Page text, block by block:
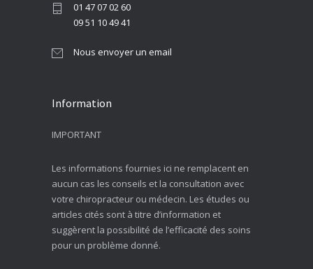
01 47 07 02 60
09 51 10 49 41
Nous envoyer un email
Information
IMPORTANT
Les informations fournies ici ne remplacent en
aucun cas les conseils et la consultation avec
votre chiropracteur ou médecin. Les études ou
articles cités sont à titre d’information et
suggèrent la possibilité de l’efficacité des soins
pour un problème donné.